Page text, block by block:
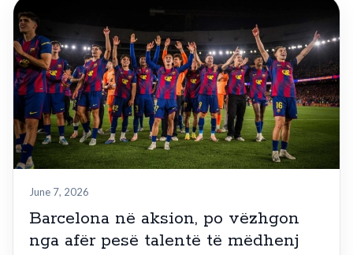
June 7, 2026
Barcelona në aksion, po vëzhgon
nga afër pesë talentë të mëdhenj